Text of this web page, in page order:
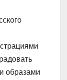
образами